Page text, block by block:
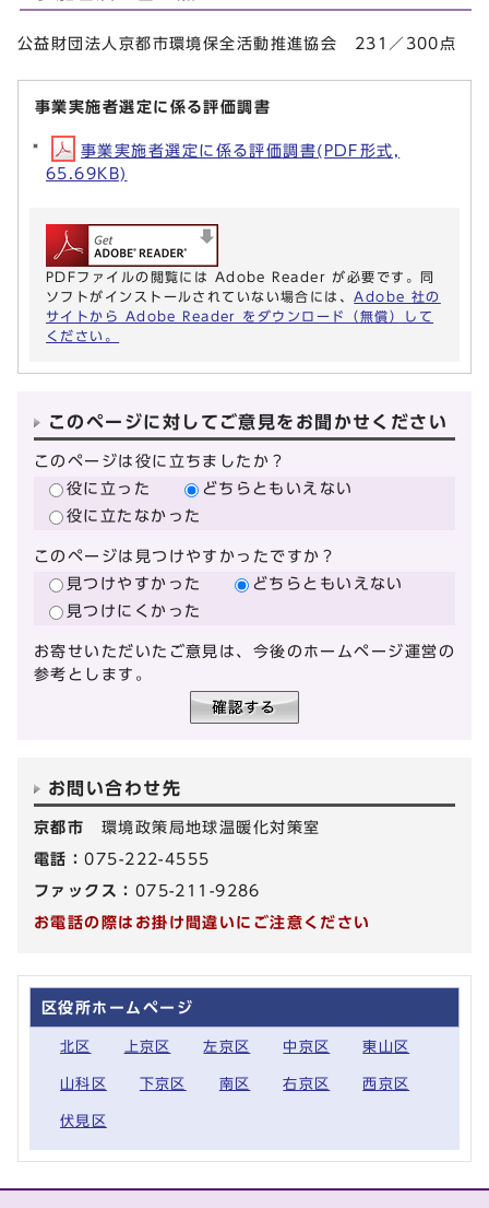
公益財団法人京都市環境保全活動推進協会 231／300点
事業実施者選定に係る評価調書
事業実施者選定に係る評価調書(PDF形式,
65.69KB)
PDFファイルの閲覧には Adobe Reader が必要です。同
ソフトがインストールされていない場合には、 Adobe 社の
サイトから Adobe Reader をダウンロード（無償）して
ください。
このページに対してご意見をお聞かせください
このページは役に立ちましたか？
役に立った
どちらともいえない
役に立たなかった
このページは見つけやすかったですか？
見つけやすかった
どちらともいえない
見つけにくかった
お寄せいただいたご意見は、今後のホームページ運営の
参考とします。
お問い合わせ先
京都市 環境政策局地球温暖化対策室
電話：075-222-4555
ファックス： 075-211-9286
お電話の際はお掛け間違いにご注意ください
区役所ホームページ
北区 上京区 左京区 中京区 東山区
山科区 下京区 南区 右京区 西京区
伏見区